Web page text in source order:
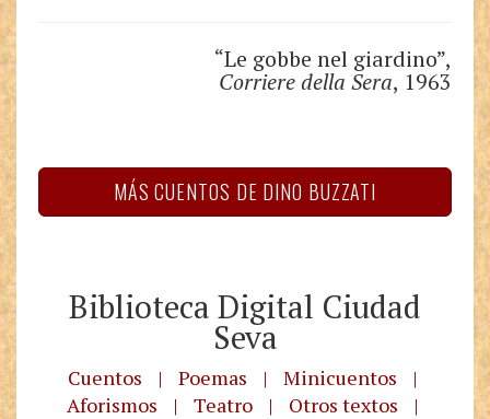
“Le gobbe nel giardino”,
Corriere della Sera, 1963
MÁS CUENTOS DE DINO BUZZATI
Biblioteca Digital Ciudad
Seva
Cuentos | Poemas | Minicuentos
|
Aforismos
| Teatro | Otros textos
|